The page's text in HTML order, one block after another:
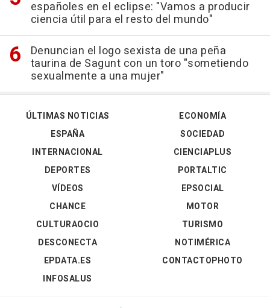
españoles en el eclipse: "Vamos a producir
ciencia útil para el resto del mundo"
Denuncian el logo sexista de una peña
taurina de Sagunt con un toro "sometiendo
sexualmente a una mujer"
ÚLTIMAS NOTICIAS
ESPAÑA
INTERNACIONAL
DEPORTES
VÍDEOS
ECONOMÍA
SOCIEDAD
CIENCIAPLUS
PORTALTIC
EPSOCIAL
CHANCE
CULTURAOCIO
DESCONECTA
EPDATA.ES
INFOSALUS
MOTOR
TURISMO
NOTIMÉRICA
CONTACTOPHOTO